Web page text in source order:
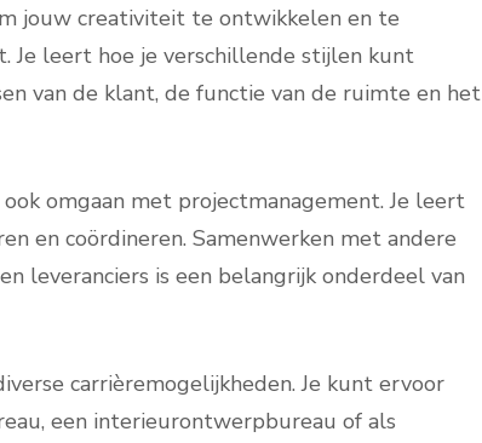
jouw creativiteit te ontwikkelen en te
Je leert hoe je verschillende stijlen kunt
van de klant, de functie van de ruimte en het
omgaan met projectmanagement. Je leert
en coördineren. Samenwerken met andere
leveranciers is een belangrijk onderdeel van
carrièremogelijkheden. Je kunt ervoor
een interieurontwerpbureau of als